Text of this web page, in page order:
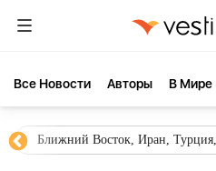
Все Новости Aвторы В Мире
Ближний Восток, Иран,